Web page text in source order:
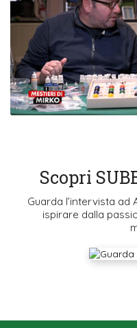
Scopri
Guarda l’intervista ad
ispirare dalla